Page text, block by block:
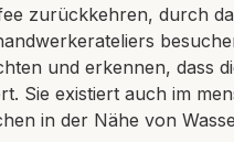
zurückkehren, durch
und erkennen, dass
Sie existiert auch im
in der Nähe von